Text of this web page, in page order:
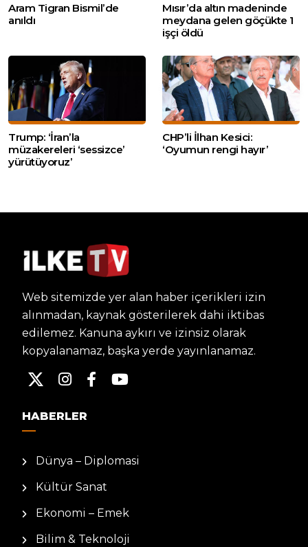
Aram Tigran Bismil’de
anıldı
Mısır’da altın madeninde
meydana gelen göçükte 1
işçi öldü
Trump: ‘İran’la
müzakereleri ‘sessizce’
yürütüyoruz’
CHP’li İlhan Kesici:
‘Oyumun rengi hayır’
Web sitemizde yer alan haber içerikleri izin
alınmadan, kaynak gösterilerek dahi iktibas
edilemez. Kanuna aykırı ve izinsiz olarak
kopyalanamaz, başka yerde yayınlanamaz.
HABERLER
Dünya – Diplomasi
Kültür Sanat
Ekonomi – Emek
Bilim & Teknoloji